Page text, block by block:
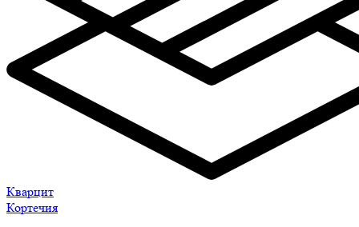
Кварцит
Кортечия